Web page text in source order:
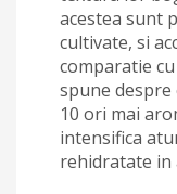
acestea sunt
cultivate, si
comparatie
spune despre
10 ori mai
intensifica
rehidratate in